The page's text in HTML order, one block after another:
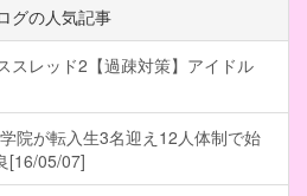
グの人気記事
スレッド2【過疎対策】アイドル
院が転入生3名迎え12人体制で始
[16/05/07]